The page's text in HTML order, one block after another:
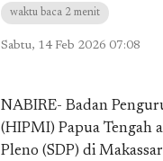
waktu baca 2 menit
Sabtu, 14 Feb 2026 07:08
NABIRE- Badan
(HIPMI) Papua Tengah
Pleno (SDP) di